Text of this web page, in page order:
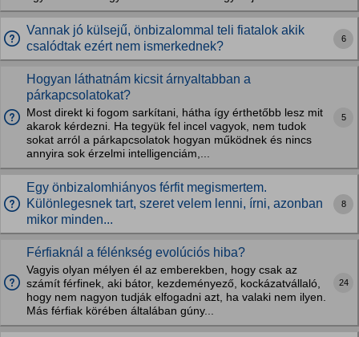
Vannak jó külsejű, önbizalommal teli fiatalok akik
csalódtak ezért nem ismerkednek?
6
Hogyan láthatnám kicsit árnyaltabban a
párkapcsolatokat?
Most direkt ki fogom sarkítani, hátha így érthetőbb lesz mit
akarok kérdezni. Ha tegyük fel incel vagyok, nem tudok
sokat arról a párkapcsolatok hogyan működnek és nincs
annyira sok érzelmi intelligenciám,...
5
Egy önbizalomhiányos férfit megismertem.
Különlegesnek tart, szeret velem lenni, írni, azonban
mikor minden...
8
Férfiaknál a félénkség evolúciós hiba?
Vagyis olyan mélyen él az emberekben, hogy csak az
számít férfinek, aki bátor, kezdeményező, kockázatvállaló,
hogy nem nagyon tudják elfogadni azt, ha valaki nem ilyen.
Más férfiak körében általában gúny...
24